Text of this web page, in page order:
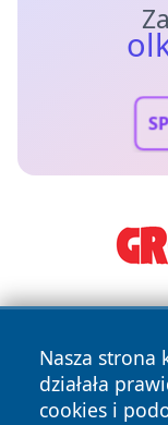
Nasza strona
działała
cookies i